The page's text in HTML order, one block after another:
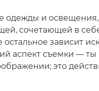
одежды и
сочетающей в
зависит
аспект съемки —
это